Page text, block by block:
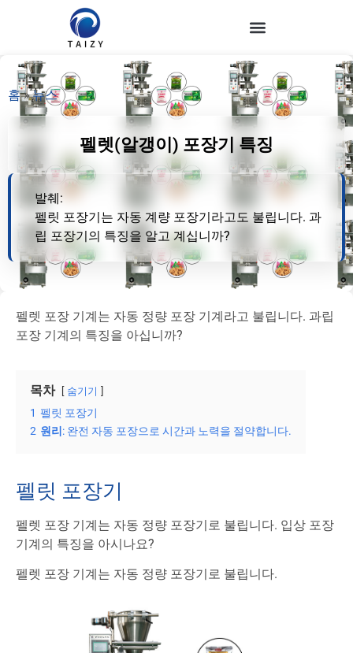
홈»뉴스
펠렛(알갱이) 포장기 특징
발췌:
펠릿 포장기는 자동 계량 포장기라고도 불립니다. 과
립 포장기의 특징을 알고 계십니까?
펠렛 포장 기계는 자동 정량 포장 기계라고 불립니다. 과립
포장 기계의 특징을 아십니까?
목차 숨기기
1 펠릿 포장기
2 원리 : 완전 자동 포장으로 시간과 노력을 절약합니다.
펠릿 포장기
펠렛 포장 기계는 자동 정량 포장기로 불립니다. 입상 포장
기계의 특징을 아시나요?
펠렛 포장 기계는 자동 정량 포장기로 불립니다.